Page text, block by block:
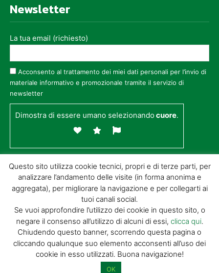
Newsletter
La tua email (richiesto)
Acconsento al trattamento dei miei dati personali per l’invio di
materiale informativo e promozionale tramite il servizio di
newsletter
Dimostra di essere umano selezionandocuore.
© GIORGIO TESI EDITRICE S.R.L. | P.IVA
01732650476 | VIA DI BADIA 14 – 51100 LOC.
BOTTEGONE (PISTOIA) |POWERED BY
ALLYMIND
Cookie Policy
Condizioni
di vendita|Site Map
Questo sito utilizza cookie tecnici, propri e di terze parti, per
analizzare l’andamento delle visite (in forma anonima e
aggregata), per migliorare la navigazione e per collegarti ai
tuoi canali social.
Se vuoi approfondire l’utilizzo dei cookie in questo sito, o
negare il consenso all’utilizzo di alcuni di essi, clicca qui.
Chiudendo questo banner, scorrendo questa pagina o
cliccando qualunque suo elemento acconsenti all’uso dei
cookie in esso utilizzati. Buona navigazione!
OK